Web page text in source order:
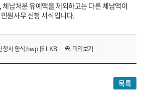
납처분 유예액을 제외하고는 다른 체납액이
원사무 신청 서식입니다.
청서 양식.hwp [61 KB] 미리보기
목록